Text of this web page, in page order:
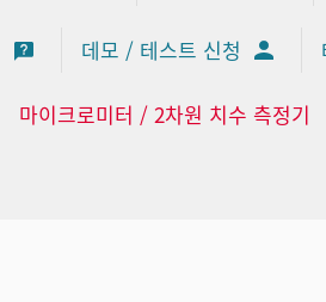
데모 / 테스트 신청
마이크로미터 / 2차원 치수 측정기